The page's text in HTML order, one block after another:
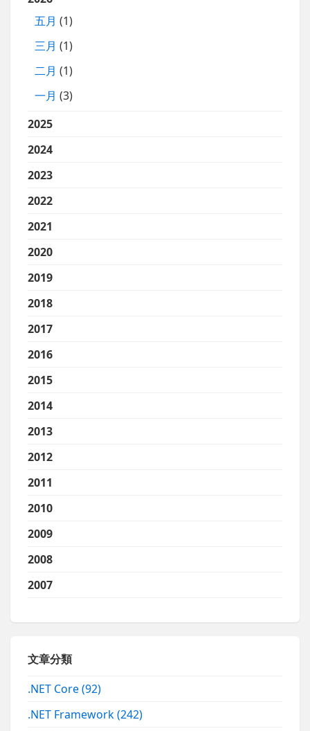
五月 (1)
三月 (1)
二月 (1)
一月 (3)
2025
2024
2023
2022
2021
2020
2019
2018
2017
2016
2015
2014
2013
2012
2011
2010
2009
2008
2007
文章分類
.NET Core(92)
.NET Framework(242)